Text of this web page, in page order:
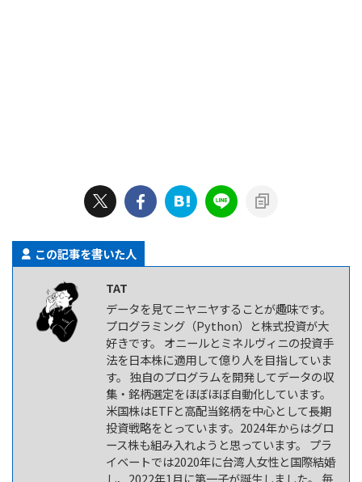
この記事を書いた人
TAT
データを見てニヤニヤすることが趣味です。
プログラミング（Python）と株式投資が大
好きです。 オニールとミネルヴィニの投資手
法を日本株に適用して億り人を目指していま
す。 独自のプログラムを開発してデータの収
集・銘柄選定をほぼほぼ自動化しています。
米国株はETFと高配当銘柄を中心として長期
投資戦略をとっています。2024年からはグロ
ース株も組み入れようと思っています。 プラ
イベートでは2020年に台湾人女性と国際結婚